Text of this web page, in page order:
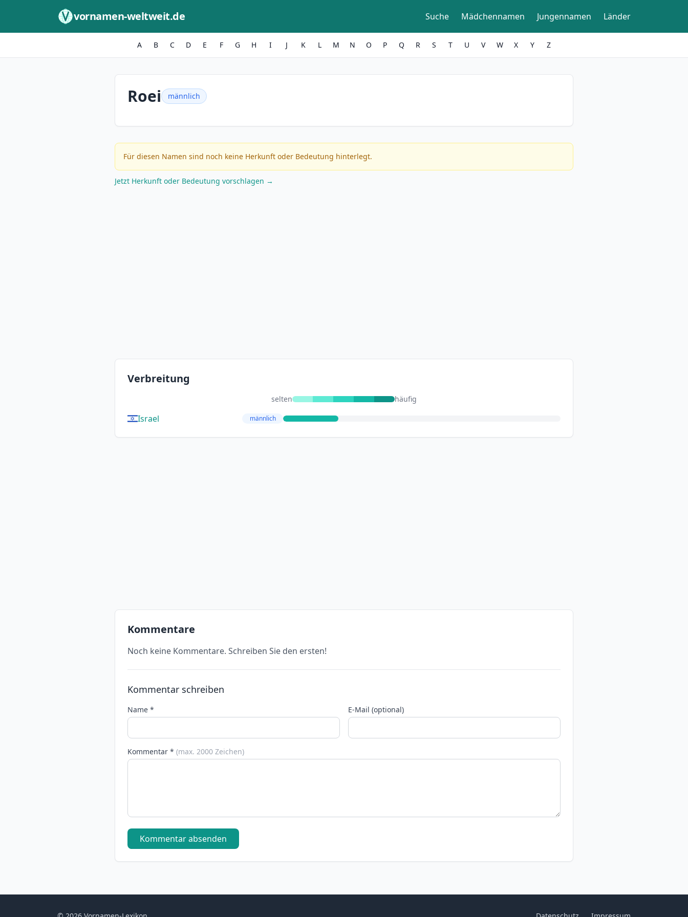
vornamen-weltweit.de Suche Mädchennamen Jungennamen Länder
A B C D E F G H I J K L M N O P Q R S T U V W X Y Z
Roei männlich
Für diesen Namen sind noch keine Herkunft oder Bedeutung hinterlegt.
Jetzt Herkunft oder Bedeutung vorschlagen →
Verbreitung
selten häufig
Israel männlich
Kommentare
Noch keine Kommentare. Schreiben Sie den ersten!
Kommentar schreiben
Name * E-Mail (optional)
Kommentar * (max. 2000 Zeichen)
Kommentar absenden